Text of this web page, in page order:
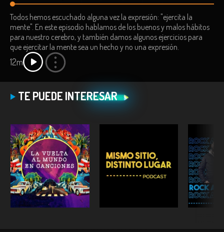
Todos hemos escuchado alguna vez la expresión: "ejercita la
mente". En este episodio hablamos de los buenos y malos hábitos
para nuestro cerebro, y también damos algunos ejercicios para
que ejercitar la mente sea un hecho y no una expresión.
12m
TE PUEDE INTERESAR